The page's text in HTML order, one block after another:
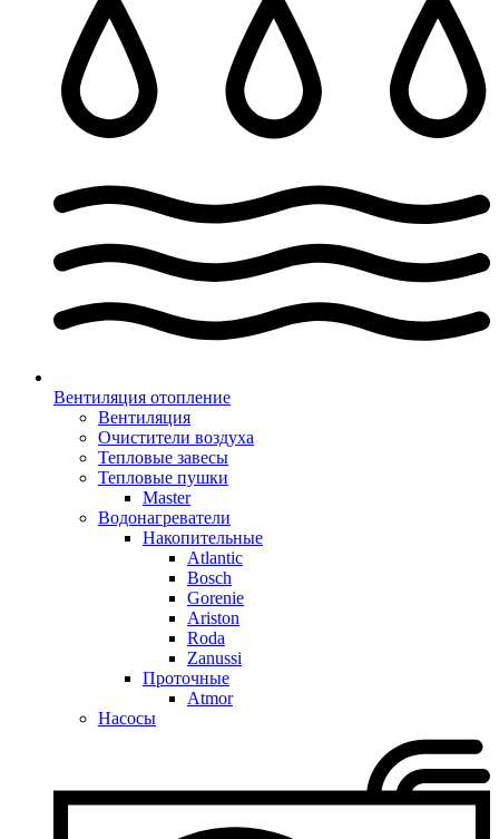
Вентиляция отопление
Вентиляция
Очистители воздуха
Тепловые завесы
Тепловые пушки
Master
Водонагреватели
Накопительные
Atlantic
Bosch
Gorenie
Ariston
Roda
Zanussi
Проточные
Atmor
Насосы